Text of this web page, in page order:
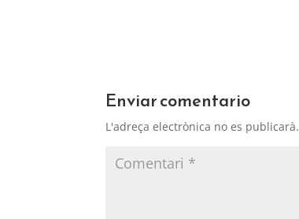
Enviar comentario
L'adreça electrònica no es publicarà.